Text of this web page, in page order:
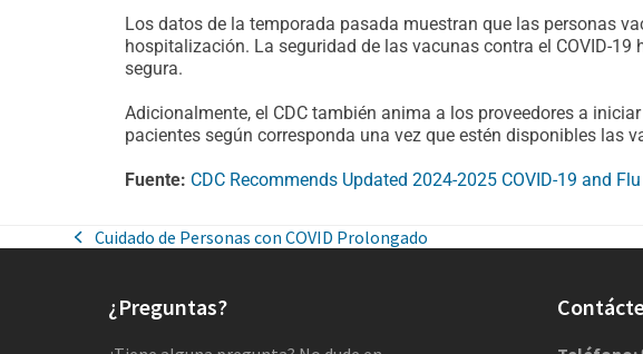
Los datos de la temporada pasada muestran que las personas
hospitalización. La seguridad de las vacunas contra el COVID-
segura.
Adicionalmente, el CDC también anima a los proveedores a
pacientes según corresponda una vez que estén disponibles las
Fuente: CDC Recommends Updated 2024-2025 COVID-19 and
Cuidado de Personas con COVID Prolongado
¿Preguntas?